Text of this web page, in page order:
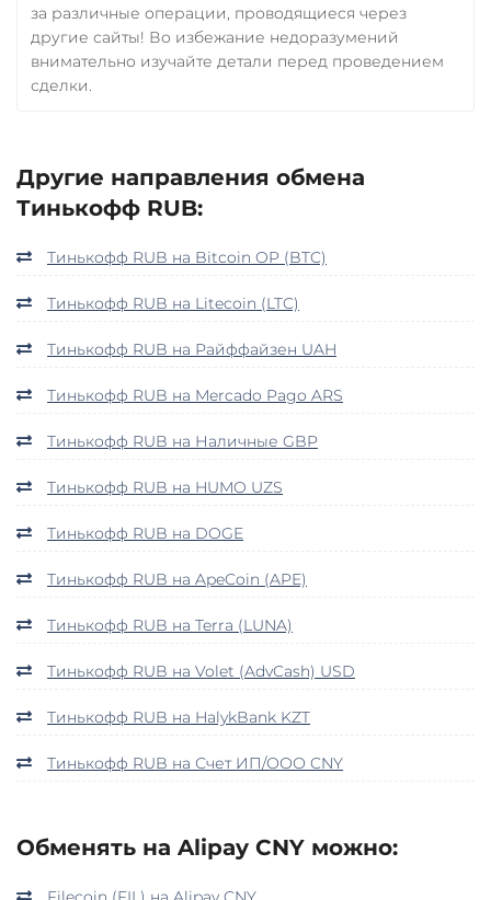
за различные операции, проводящиеся через
другие сайты! Во избежание недоразумений
внимательно изучайте детали перед проведением
сделки.
Другие направления обмена
Тинькофф RUB:
Тинькофф RUB на Bitcoin OP (BTC)
Тинькофф RUB на Litecoin (LTC)
Тинькофф RUB на Райффайзен UAH
Тинькофф RUB на Mercado Pago ARS
Тинькофф RUB на Наличные GBP
Тинькофф RUB на HUMO UZS
Тинькофф RUB на DOGE
Тинькофф RUB на ApeCoin (APE)
Тинькофф RUB на Terra (LUNA)
Тинькофф RUB на Volet (AdvCash) USD
Тинькофф RUB на HalykBank KZT
Тинькофф RUB на Счет ИП/ООО CNY
Обменять на Alipay CNY можно: